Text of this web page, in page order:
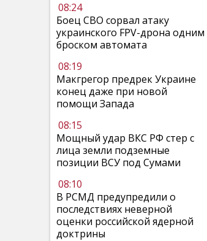
08:24
Боец СВО сорвал атаку
украинского FPV-дрона одним
броском автомата
08:19
Макгрегор предрек Украине
конец даже при новой
помощи Запада
08:15
Мощный удар ВКС РФ стер с
лица земли подземные
позиции ВСУ под Сумами
08:10
В РСМД предупредили о
последствиях неверной
оценки российской ядерной
доктрины